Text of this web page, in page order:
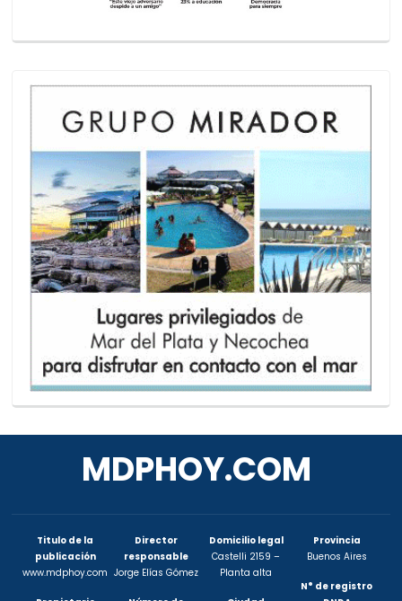
MDPHOY.COM
Titulo de la
publicación
www.mdphoy.com
Director
responsable
Jorge Elías Gómez
Domicilio legal
Castelli 2159 –
Planta alta
Provincia
Buenos Aires
N° de registro